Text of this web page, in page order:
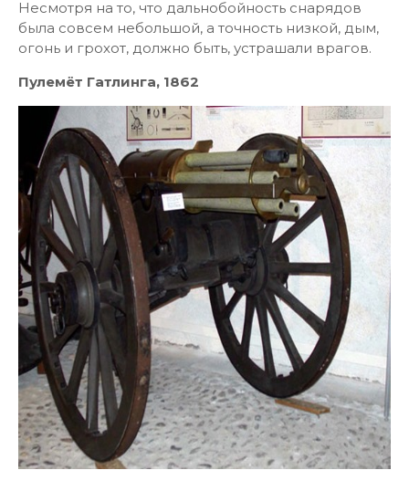
Несмотря на то, что дальнобойность снарядов
была совсем небольшой, а точность низкой, дым,
огонь и грохот, должно быть, устрашали врагов.
Пулемёт Гатлинга, 1862